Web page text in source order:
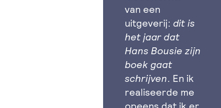
van een
uitgeverij:dit is
het jaar dat
Hans Bousie zijn
boek gaat
schrijven. En ik
realiseerde me